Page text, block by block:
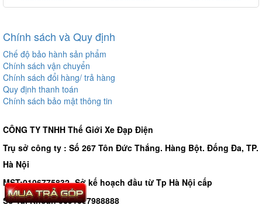
Chính sách và Quy định
Chế độ bảo hành sản phẩm
Chính sách vận chuyển
Chính sách đổi hàng/ trả hàng
Quy định thanh toán
Chính sách bảo mật thông tin
CÔNG TY TNHH Thế Giới Xe Đạp Điện
Trụ sở công ty : Số 267 Tôn Đức Thắng. Hàng Bột. Đống Đa, TP.
Hà Nội
MST:0106775832- Sở kế hoạch đầu từ Tp Hà Nội cấp
Số Tài Khoản 0691007988888